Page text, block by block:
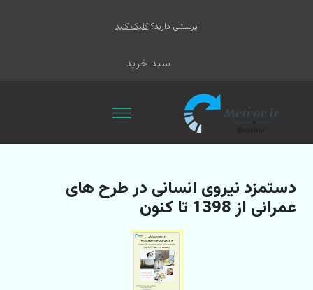
پرسشی دارید؟ کلیک کنید
سبد خرید
دستمزد نیروی انسانی در طرح های
عمرانی از 1398 تا کنون